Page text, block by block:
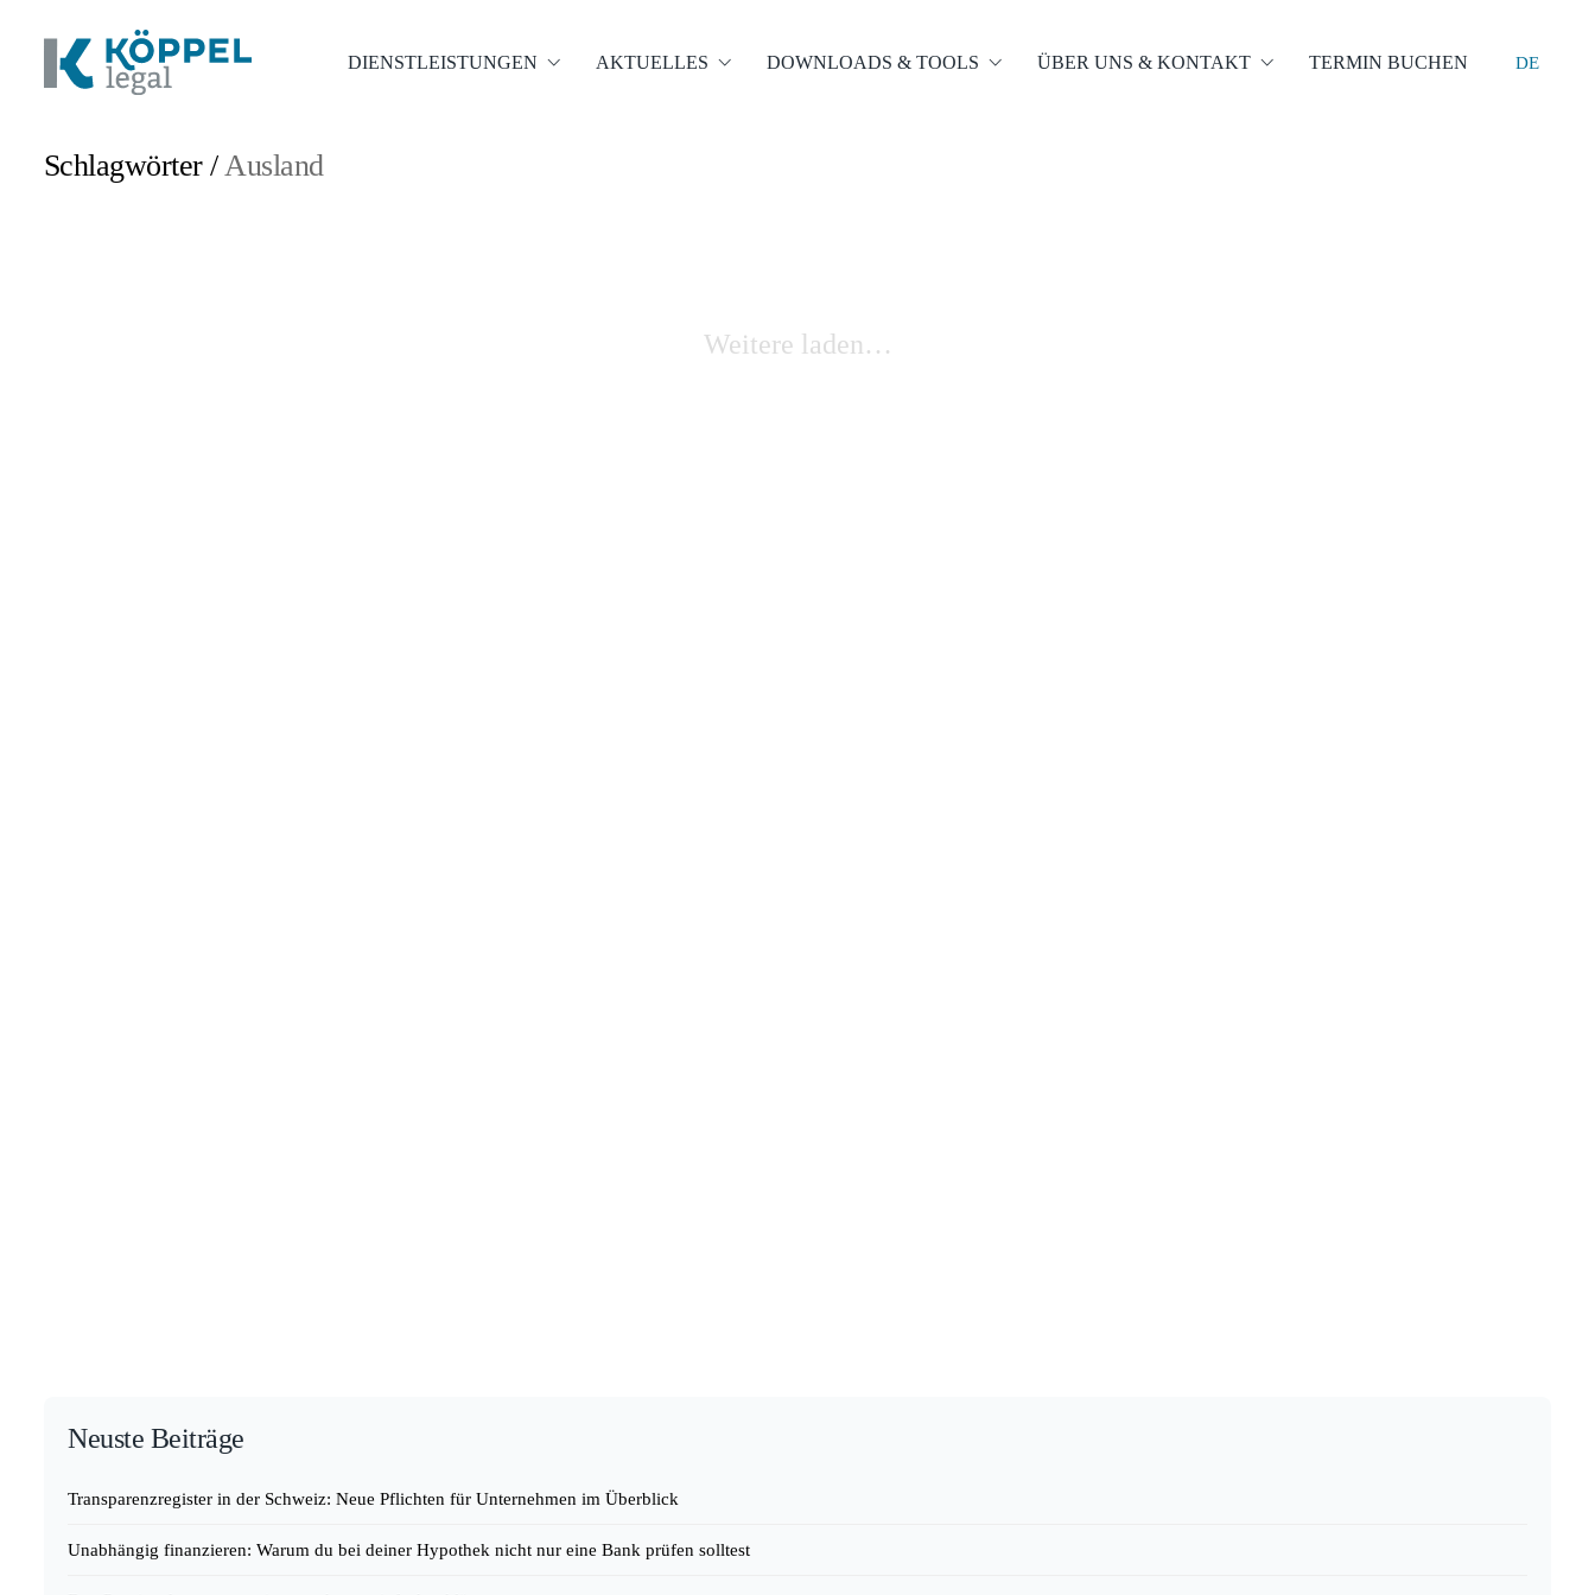
DIENSTLEISTUNGEN AKTUELLES DOWNLOADS & TOOLS ÜBER UNS & KONTAKT TERMIN BUCHEN DE
Schlagwörter /Ausland
Weitere laden…
Neuste Beiträge
Transparenzregister in der Schweiz: Neue Pflichten für Unternehmen im Überblick
Unabhängig finanzieren: Warum du bei deiner Hypothek nicht nur eine Bank prüfen solltest